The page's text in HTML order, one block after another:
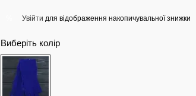
Увійти для відображення накопичувальної знижки
Виберіть колір